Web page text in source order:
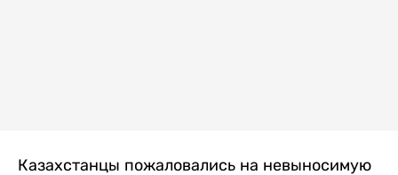
Казахстанцы пожаловались на невыносимую